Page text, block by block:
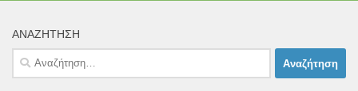
ΑΝΑΖΉΤΗΣΗ
Αναζήτηση
για: